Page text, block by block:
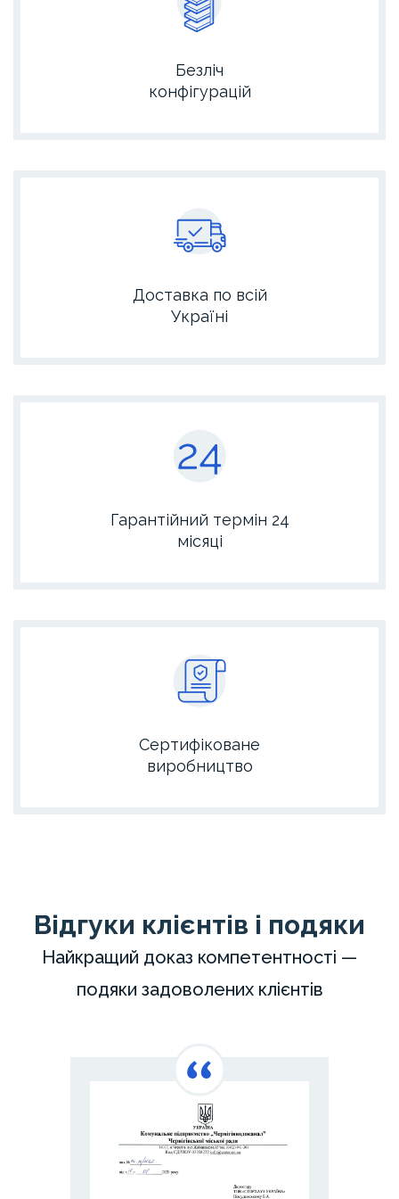
Безліч
конфігурацій
Доставка по всій
Україні
Гарантійний термін 24
місяці
Сертифіковане
виробництво
Відгуки клієнтів і подяки
Найкращий доказ компетентності —
подяки задоволених клієнтів